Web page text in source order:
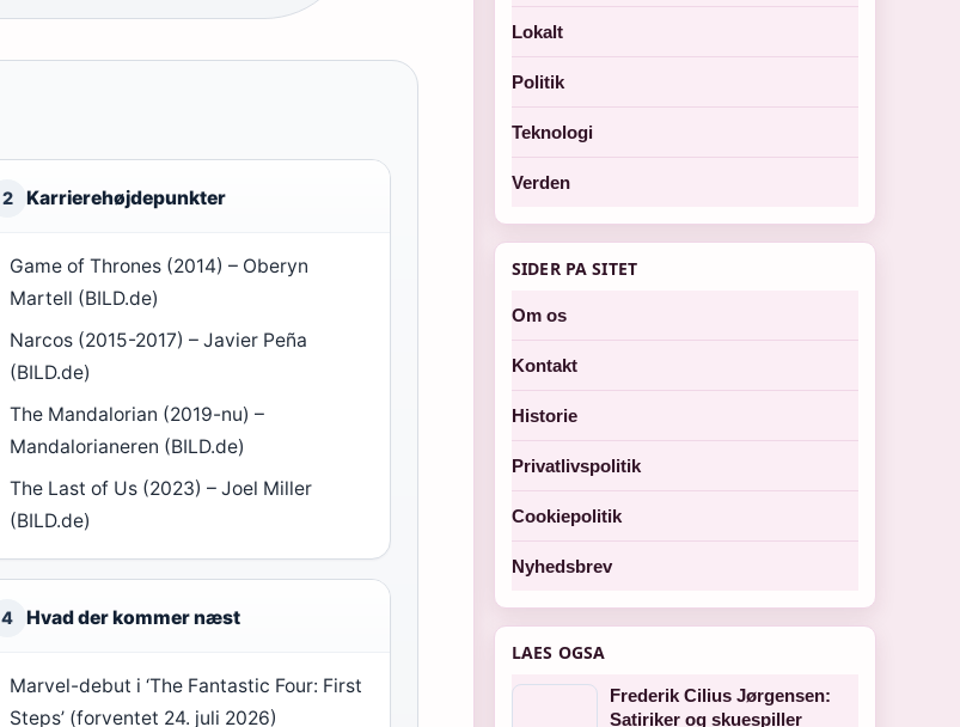
2 Karrierehøjdepunkter
Game of Thrones (2014) – Oberyn
Martell (BILD.de)
Narcos (2015-2017) – Javier Peña
(BILD.de)
The Mandalorian (2019-nu) –
Mandalorianeren (BILD.de)
The Last of Us (2023) – Joel Miller
(BILD.de)
4 Hvad der kommer næst
Marvel-debut i ‘The Fantastic Four: First
Steps’ (forventet 24. juli 2026)
Lokalt
Politik
Teknologi
Verden
SIDER PA SITET
Om os
Kontakt
Historie
Privatlivspolitik
Cookiepolitik
Nyhedsbrev
LAES OGSA
Frederik Cilius Jørgensen:
Satiriker og skuespiller